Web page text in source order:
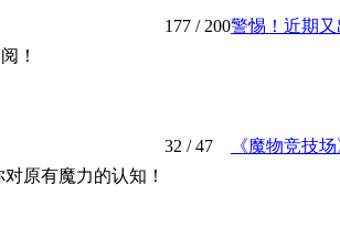
！
177 / 200警惕！近期又
原有魔力的认知！
32 / 47 《魔物竞技